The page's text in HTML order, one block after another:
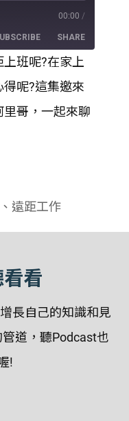
00:00 /
SHARE
班呢?在家上
呢?這集邀來
哥，一起來聊
遠距工作
看
長自己的知識和見
道，聽Podcast也
!